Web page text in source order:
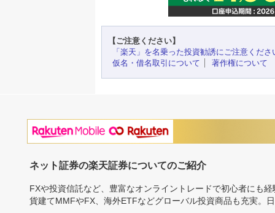
【ご注意ください】
「楽天」を名乗った投資勧誘にご注意くださ
仮名・借名取引について
著作権について
ネット証券の楽天証券についてのご紹介
FXや投資信託など、豊富なオンライントレードで初心者にも
貨建てMMFやFX、海外ETFなどグローバル投資商品も充実。